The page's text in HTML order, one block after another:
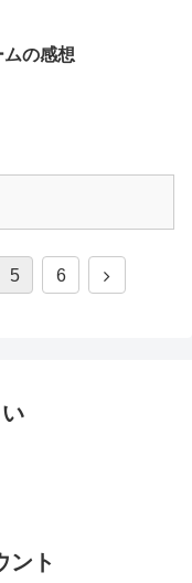
ムの感想
5 6
ント